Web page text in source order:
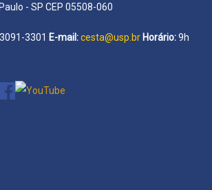
- SP CEP 05508-060
3301 E-mail:cesta@usp.br Horário:9h